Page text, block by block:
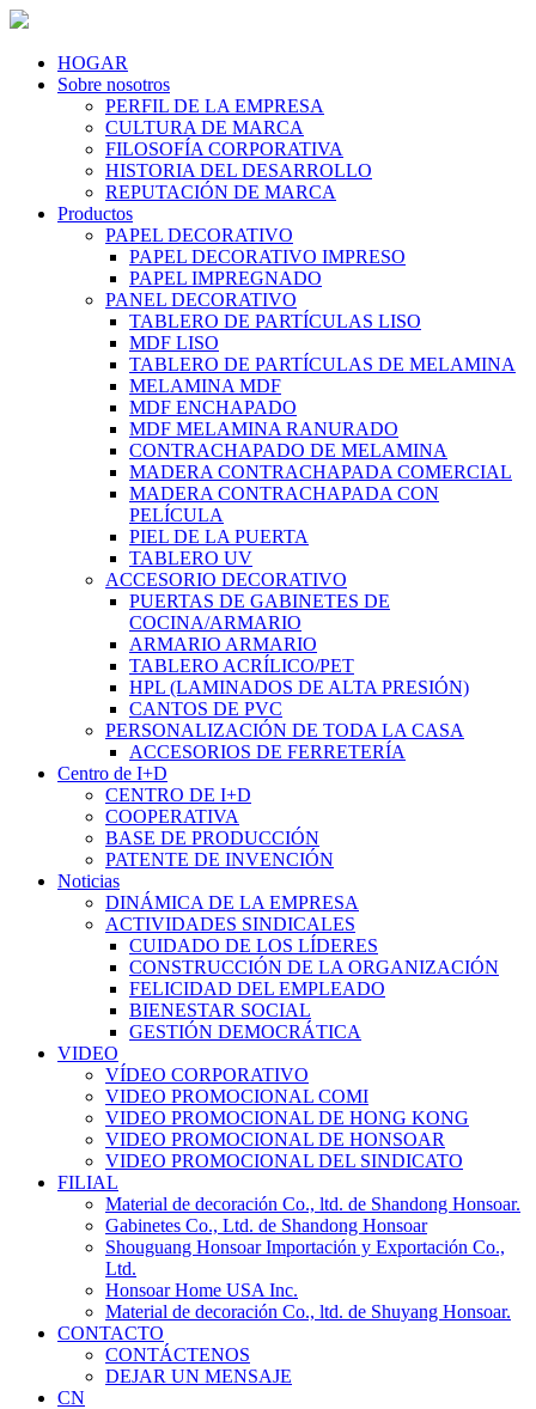
HOGAR
Sobre nosotros
PERFIL DE LA EMPRESA
CULTURA DE MARCA
FILOSOFÍA CORPORATIVA
HISTORIA DEL DESARROLLO
REPUTACIÓN DE MARCA
Productos
PAPEL DECORATIVO
PAPEL DECORATIVO IMPRESO
PAPEL IMPREGNADO
PANEL DECORATIVO
TABLERO DE PARTÍCULAS LISO
MDF LISO
TABLERO DE PARTÍCULAS DE MELAMINA
MELAMINA MDF
MDF ENCHAPADO
MDF MELAMINA RANURADO
CONTRACHAPADO DE MELAMINA
MADERA CONTRACHAPADA COMERCIAL
MADERA CONTRACHAPADA CON
PELÍCULA
PIEL DE LA PUERTA
TABLERO UV
ACCESORIO DECORATIVO
PUERTAS DE GABINETES DE
COCINA/ARMARIO
ARMARIO ARMARIO
TABLERO ACRÍLICO/PET
HPL (LAMINADOS DE ALTA PRESIÓN)
CANTOS DE PVC
PERSONALIZACIÓN DE TODA LA CASA
ACCESORIOS DE FERRETERÍA
Centro de I+D
CENTRO DE I+D
COOPERATIVA
BASE DE PRODUCCIÓN
PATENTE DE INVENCIÓN
Noticias
DINÁMICA DE LA EMPRESA
ACTIVIDADES SINDICALES
CUIDADO DE LOS LÍDERES
CONSTRUCCIÓN DE LA ORGANIZACIÓN
FELICIDAD DEL EMPLEADO
BIENESTAR SOCIAL
GESTIÓN DEMOCRÁTICA
VIDEO
VÍDEO CORPORATIVO
VIDEO PROMOCIONAL COMI
VIDEO PROMOCIONAL DE HONG KONG
VIDEO PROMOCIONAL DE HONSOAR
VIDEO PROMOCIONAL DEL SINDICATO
FILIAL
Material de decoración Co., ltd. de Shandong Honsoar.
Gabinetes Co., Ltd. de Shandong Honsoar
Shouguang Honsoar Importación y Exportación Co.,
Ltd.
Honsoar Home USA Inc.
Material de decoración Co., ltd. de Shuyang Honsoar.
CONTACTO
CONTÁCTENOS
DEJAR UN MENSAJE
CN